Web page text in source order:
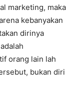
marketing, maka
kebanyakan
dirinya
orang lain lah
bukan diri